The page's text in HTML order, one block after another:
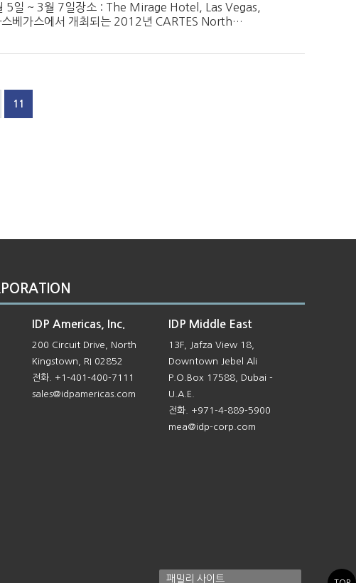
일 ~ 3월 7일장소 : The Mirage Hotel, Las Vegas,
베가스에서 개최되는 2012년 CARTES North
11
IDP Americas, Inc.
200 Circuit Drive, North
Kingstown, RI 02852
전화. +1-401-400-7111
sales@idpamericas.com
IDP Middle East
13F, Jafza View 18,
Downtown Jebel Ali
P.O.Box 17588, Dubai -
U.A.E.
전화. +971-4-889-5900
mea@idp-corp.com
패밀리 사이트